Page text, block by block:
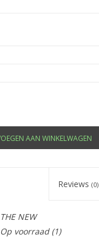
AAN WINKELWAGEN
Reviews (0)
THE NEW
Op voorraad(1)